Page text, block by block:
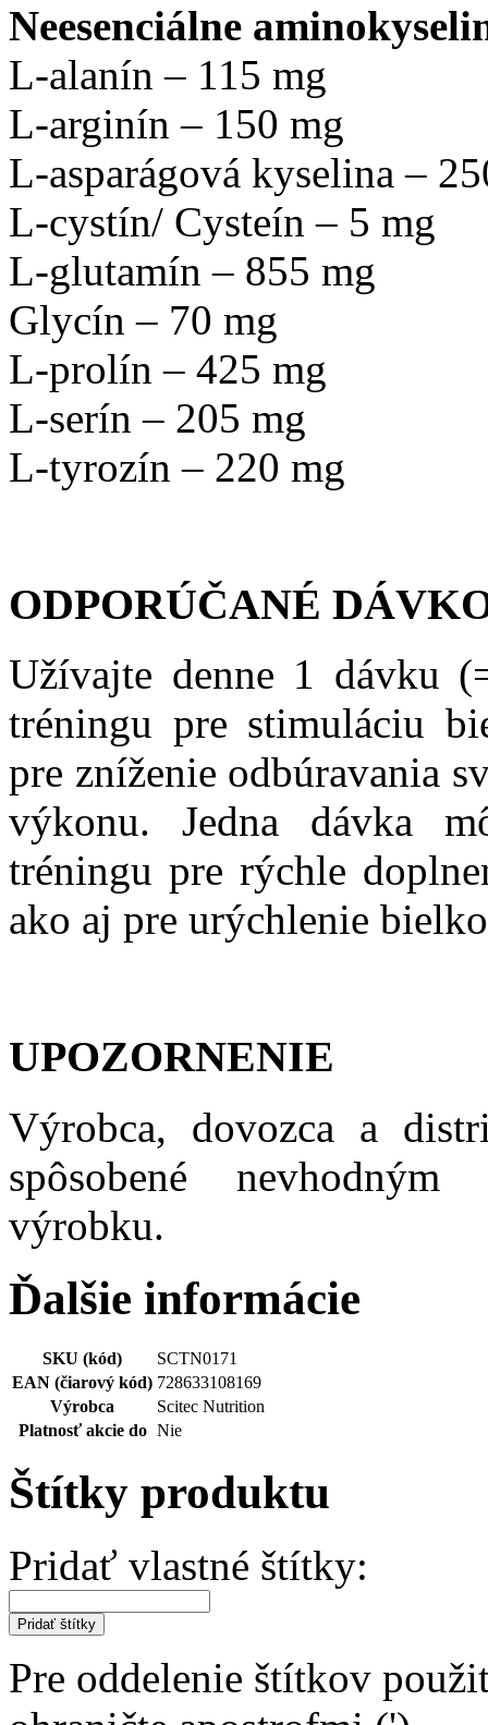
Neesenciálne
L-alanín – 115 mg
L-arginín – 150 mg
L-asparágová kyselina –
L-cystín/ Cysteín – 5 mg
L-glutamín – 855 mg
Glycín – 70 mg
L-prolín – 425 mg
L-serín – 205 mg
L-tyrozín – 220 mg
ODPORÚČANÉ
Užívajte denne 1 dávku
tréningu pre stimuláciu
pre zníženie odbúravania
výkonu. Jedna dávka
tréningu pre rýchle
ako aj pre urýchlenie
UPOZORNENIE
Výrobca, dovozca a
spôsobené
výrobku.
Ďalšie informácie
SKU (kód)
SCTN0171
EAN (čiarový kód) 728633108169
Výrobca
Scitec Nutrition
Platnosť akcie do Nie
Štítky produktu
Pridať vlastné štítky:
Pridať štítky
Pre oddelenie štítkov